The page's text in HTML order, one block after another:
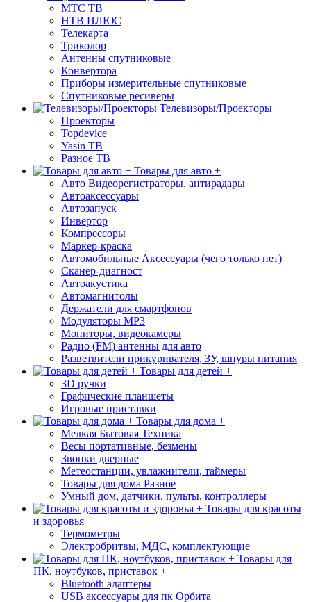
МТС ТВ
НТВ ПЛЮС
Телекарта
Триколор
Антенны спутниковые
Конвертора
Приборы измерительные спутниковые
Спутниковые ресиверы
Телевизоры/Проекторы
Проекторы
Topdevice
Yasin ТВ
Разное ТВ
Товары для авто +
Авто Видеорегистраторы, антирадары
Автоаксессуары
Автозапуск
Инвертор
Компрессоры
Маркер-краска
Автомобильные Аксессуары (чего только нет)
Сканер-диагност
Автоакустика
Автомагнитолы
Держатели для смартфонов
Модуляторы МР3
Мониторы, видеокамеры
Радио (FM) антенны для авто
Разветвители прикуривателя, ЗУ, шнуры питания
Товары для детей +
3D ручки
Графические планшеты
Игровые приставки
Товары для дома +
Мелкая Бытовая Техника
Весы портативные, безмены
Звонки дверные
Метеостанции, увлажнители, таймеры
Товары для дома Разное
Умный дом, датчики, пульты, контроллеры
Товары для красоты
и здоровья +
Термометры
Электробритвы, МДС, комплектующие
Товары для
ПК, ноутбуков, приставок +
Bluetooth адаптеры
USB аксессуары для пк Орбита